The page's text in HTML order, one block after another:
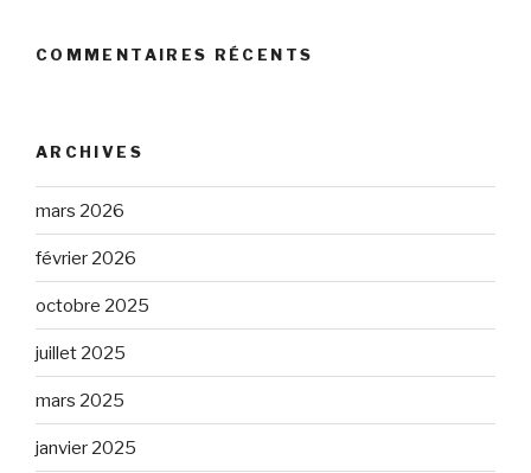
COMMENTAIRES RÉCENTS
ARCHIVES
mars 2026
février 2026
octobre 2025
juillet 2025
mars 2025
janvier 2025